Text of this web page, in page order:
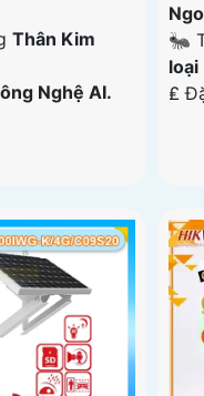
Thân Kim
Nghệ AI.
🐜
loại
️₤